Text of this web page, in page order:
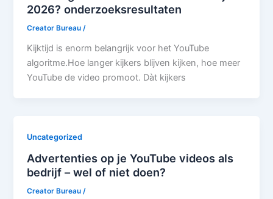
2026? onderzoeksresultaten
Creator Bureau/
Kijktijd is enorm belangrijk voor het YouTube
algoritme.Hoe langer kijkers blijven kijken, hoe meer
YouTube de video promoot. Dàt kijkers
Uncategorized
Advertenties op je YouTube videos als
bedrijf – wel of niet doen?
Creator Bureau /